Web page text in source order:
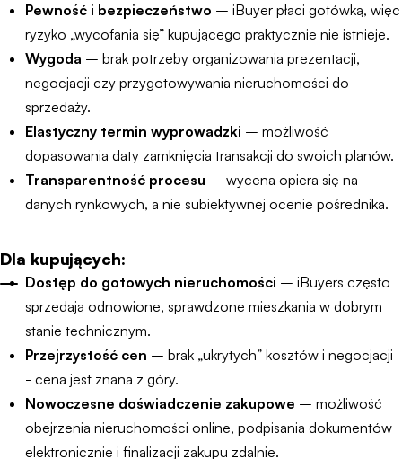
Pewność i bezpieczeństwo – iBuyer płaci gotówką, więc
ryzyko „wycofania się” kupującego praktycznie nie istnieje.
Wygoda – brak potrzeby organizowania prezentacji,
negocjacji czy przygotowywania nieruchomości do
sprzedaży.
Elastyczny termin wyprowadzki – możliwość
dopasowania daty zamknięcia transakcji do swoich planów.
Transparentność procesu – wycena opiera się na
danych rynkowych, a nie subiektywnej ocenie pośrednika.
Dla kupujących:
Dostęp do gotowych nieruchomości – iBuyers często
sprzedają odnowione, sprawdzone mieszkania w dobrym
stanie technicznym.
Przejrzystość cen – brak „ukrytych” kosztów i negocjacji
- cena jest znana z góry.
Nowoczesne doświadczenie zakupowe – możliwość
obejrzenia nieruchomości online, podpisania dokumentów
elektronicznie i finalizacji zakupu zdalnie.